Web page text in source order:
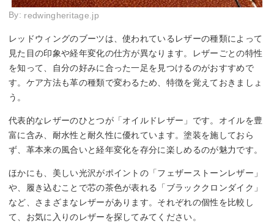
By: redwingheritage.jp
レッドウィングのブーツは、使われているレザーの種類によって
見た目の印象や経年変化の仕方が異なります。レザーごとの特性
を知って、自分の好みに合った一足を見つけるのがおすすめで
す。ケア方法も革の種類で変わるため、特徴を覚えておきましょ
う。
代表的なレザーのひとつが「オイルドレザー」です。オイルを豊
富に含み、耐水性と耐久性に優れています。塗装を施しておら
ず、革本来の風合いと経年変化を存分に楽しめるのが魅力です。
ほかにも、美しい光沢がポイントの「フェザーストーンレザー」
や、履き込むことで芯の茶色が表れる「ブラッククロンダイク」
など、さまざまなレザーがあります。それぞれの個性を比較し
て、お気に入りのレザーを探してみてください。